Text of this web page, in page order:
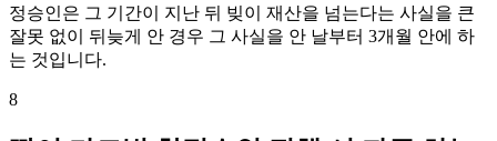
정승인은 그 기간이 지난 뒤 빚이 재산을 넘는다는 사실을 큰
잘못 없이 뒤늦게 안 경우 그 사실을 안 날부터 3개월 안에 하
는 것입니다.
8